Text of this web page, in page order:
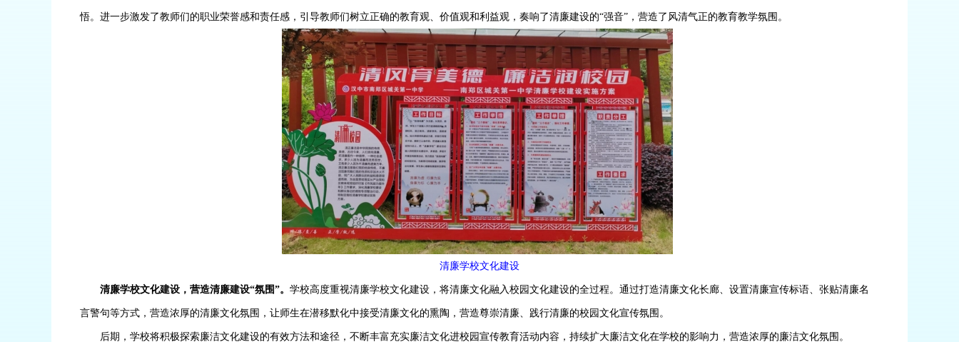
悟。进一步激发了教师们的职业荣誉感和责任感，引导教师们树立正确的教育观、价值观和利益观，奏响了清廉建设的“强音”，营造了风清气正的教育教学氛围。
清廉学校文化建设
清廉学校文化建设，营造清廉建设“氛围”。学校高度重视清廉学校文化建设，将清廉文化融入校园文化建设的全过程。通过打造清廉文化长廊、设置清廉宣传标语、张贴清廉名
言警句等方式，营造浓厚的清廉文化氛围，让师生在潜移默化中接受清廉文化的熏陶，营造尊崇清廉、践行清廉的校园文化宣传氛围。
后期，学校将积极探索廉洁文化建设的有效方法和途径，不断丰富充实廉洁文化进校园宣传教育活动内容，持续扩大廉洁文化在学校的影响力，营造浓厚的廉洁文化氛围。